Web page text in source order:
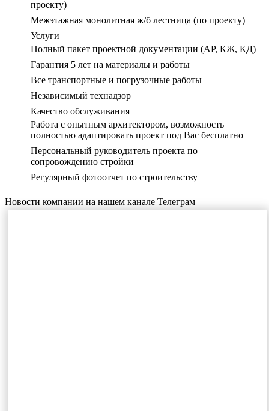
проекту)
Межэтажная монолитная ж/б лестница (по проекту)
Услуги
Полный пакет проектной документации (АР, КЖ, КД)
Гарантия 5 лет на материалы и работы
Все транспортные и погрузочные работы
Независимый технадзор
Качество обслуживания
Работа с опытным архитектором, возможность
полностью адаптировать проект под Вас бесплатно
Персональный руководитель проекта по
сопровождению стройки
Регулярный фотоотчет по строительству
Новости компании на нашем канале Телеграм